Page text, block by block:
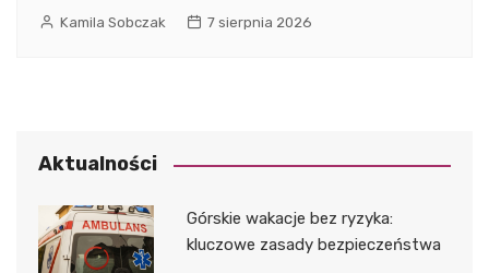
Kamila Sobczak 7 sierpnia 2026
Aktualności
Górskie wakacje bez ryzyka:
kluczowe zasady bezpieczeństwa